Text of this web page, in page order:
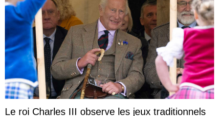
Le roi Charles III observe les jeux traditionnels